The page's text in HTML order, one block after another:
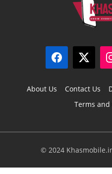
About Us Contact Us
Terms
© 2024